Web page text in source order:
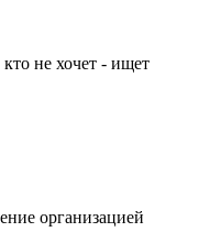
не хочет - ищет
организацией